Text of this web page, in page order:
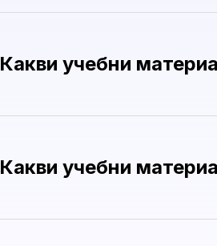
Какви учебни
Какви учебни